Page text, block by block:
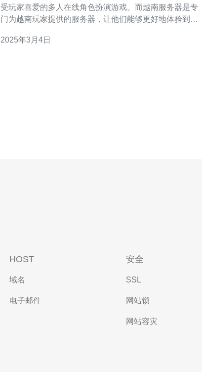
受玩家喜爱的多人在线角色扮演游戏。而越南服务器是专
门为越南玩家提供的服务器，让他们能够更好地体验到游
特点和玩法。 天龙八部越南服务器与其他服务器相比，有
2025年3月4日
HOST
域名
电子邮件
安全
SSL
网站锁
网站容灾